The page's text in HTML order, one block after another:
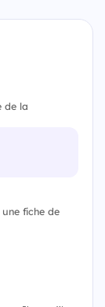
de la
fiche de